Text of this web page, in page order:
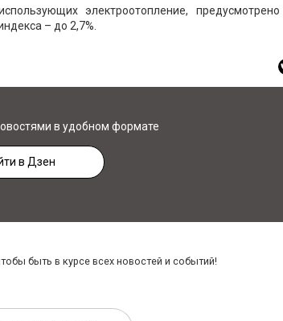
электроотопление,
– до 2,7%.
в удобном формате
в Дзен
быть в курсе всех новостей и событий!